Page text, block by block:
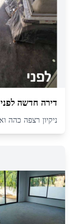
דירה חדשה
ניקיון רצפה כהה